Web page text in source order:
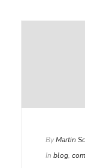
ByMartin
In blog,